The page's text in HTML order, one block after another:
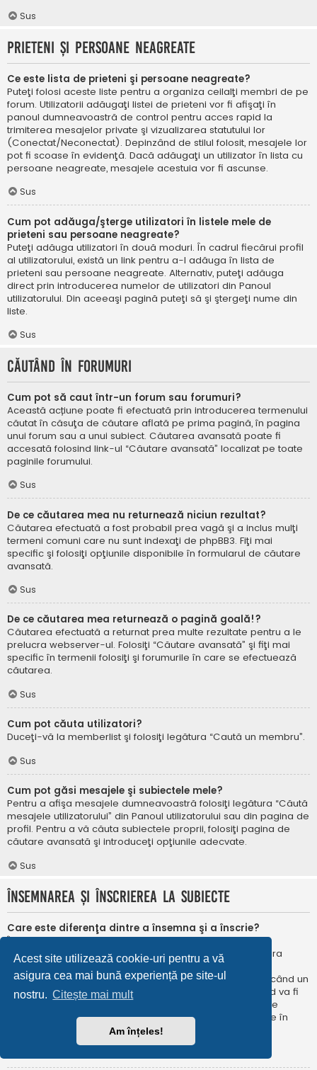
Acest site utilizează cookie-uri pentru a vă
asigura cea mai bună experiență pe site-ul
nostru. Citește mai mult
Am înțeles!
Sus
Prieteni şi persoane neagreate
Ce este lista de prieteni şi persoane neagreate?
Puteţi folosi aceste liste pentru a organiza ceilalţi membri de pe
forum. Utilizatorii adăugaţi listei de prieteni vor fi afişaţi în
panoul dumneavoastră de control pentru acces rapid la
trimiterea mesajelor private şi vizualizarea statutului lor
(Conectat/Neconectat). Depinzând de stilul folosit, mesajele lor
pot fi scoase în evidenţă. Dacă adăugaţi un utilizator în lista cu
persoane neagreate, mesajele acestuia vor fi ascunse.
Sus
Cum pot adăuga/şterge utilizatori în listele mele de
prieteni sau persoane neagreate?
Puteţi adăuga utilizatori în două moduri. În cadrul fiecărui profil
al utilizatorului, există un link pentru a-l adăuga în lista de
prieteni sau persoane neagreate. Alternativ, puteţi adăuga
direct prin introducerea numelor de utilizatori din Panoul
utilizatorului. Din aceeaşi pagină puteţi să şi ştergeţi nume din
liste.
Sus
Căutând în forumuri
Cum pot să caut într-un forum sau forumuri?
Această acțiune poate fi efectuată prin introducerea termenului
căutat în căsuţa de căutare aflată pe prima pagină, în pagina
unui forum sau a unui subiect. Căutarea avansată poate fi
accesată folosind link-ul “Căutare avansată” localizat pe toate
paginile forumului.
Sus
De ce căutarea mea nu returnează niciun rezultat?
Căutarea efectuată a fost probabil prea vagă şi a inclus mulţi
termeni comuni care nu sunt indexaţi de phpBB3. Fiţi mai
specific şi folosiţi opţiunile disponibile în formularul de căutare
avansată.
Sus
De ce căutarea mea returnează o pagină goală!?
Căutarea efectuată a returnat prea multe rezultate pentru a le
prelucra webserver-ul. Folosiţi “Căutare avansată” şi fiţi mai
specific în termenii folosiţi şi forumurile în care se efectuează
căutarea.
Sus
Cum pot căuta utilizatori?
Duceţi-vă la memberlist şi folosiţi legătura “Caută un membru”.
Sus
Cum pot găsi mesajele şi subiectele mele?
Pentru a afişa mesajele dumneavoastră folosiţi legătura “Căută
mesajele utilizatorului” din Panoul utilizatorului sau din pagina de
profil. Pentru a vă căuta subiectele proprii, folosiţi pagina de
căutare avansată şi introduceţi opţiunile adecvate.
Sus
Însemnarea şi înscrierea la subiecte
Care este diferenţa dintre a însemna şi a înscrie?
În phpBB 3.0 însemnarea era foarte asemănătoare cu
însemnarea în browser-ul web. Nu eraţi notificat când era
publicat un răspuns. În phpBB 3.1, însemnarea este
asemănătoarea înscrierii la un subiect. Puteți fi notificat când un
subiect este actualizat. Înscriindu-vă, veţi fi notificat când va fi
publicat un răspuns în subiectul sau în forum. Opțiunile de
notificare pentru însemnare și înscriere pot fi configurate în
Panoul utilizatorului, sub “Preferințe forum”.